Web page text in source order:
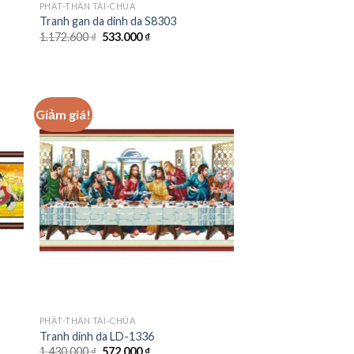
PHẬT-THẦN TÀI-CHÚA
Tranh gan da dinh da S8303
1.172.600₫ Giá
533.000₫Giá
Giảm giá!
Add to
wishlist
PHẬT-THẦN TÀI-CHÚA
Tranh dinh da LD-1336
1.430.000₫ Giá
572.000₫Giá